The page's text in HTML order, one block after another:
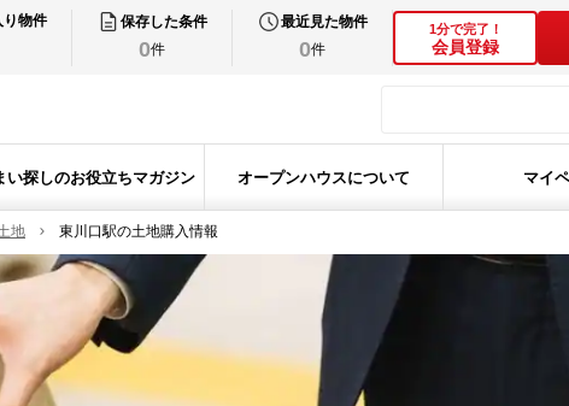
り物件 保存した条件
0件
最近見た物件
0件
1分で完了！
会員登録
い探しのお役立ちマガジン オープンハウスについて マイ
地 東川口駅の土地購入情報